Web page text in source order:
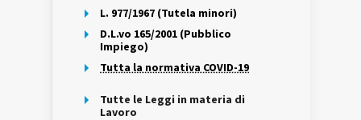
L. 977/1967 (Tutela minori)
D.L.vo 165/2001 (Pubblico
Impiego)
Tutta la normativa COVID-19
Tutte le Leggi in materia di
Lavoro